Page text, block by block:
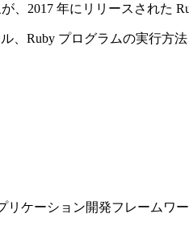
2017 年にリリースされた
、Ruby プログラムの実行方
ケーション開発フレームワ